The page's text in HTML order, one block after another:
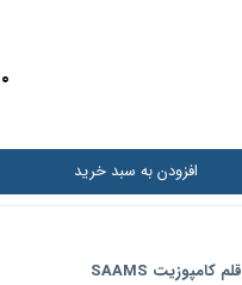
افزودن به سبد خرید
قلم کامپوزیت SAAMS